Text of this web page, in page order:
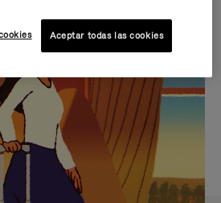
CUIDADOSAMENTE ELEGIDAS
compañero de
ideal
Aceptar todas las cookies